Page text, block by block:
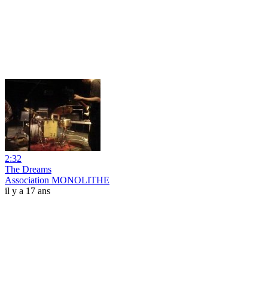
2:32
The Dreams
Association MONOLITHE
il y a 17 ans